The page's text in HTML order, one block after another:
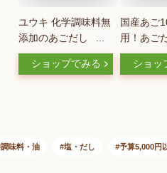
ユウキ 化学調味料無
添加のあごだし
400g
ショップでみる
国産あご
用！あご
(大) 5袋
280g×5
ショッ
調味料・油 塩・だし 予算5,000円